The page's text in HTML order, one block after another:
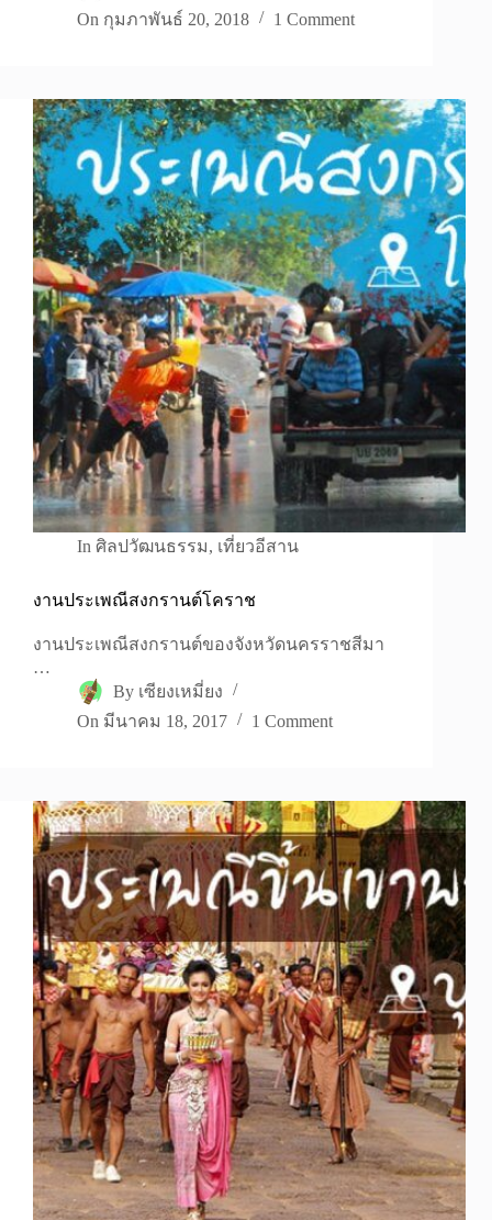
On กุมภาพันธ์ 20, 2018 1 Comment
In ศิลปวัฒนธรรม, เที่ยวอีสาน
งานประเพณีสงกรานต์โคราช
งานประเพณีสงกรานต์ของจังหวัดนครราชสีมา
…
By เซียงเหมี่ยง
On มีนาคม 18, 2017 1 Comment